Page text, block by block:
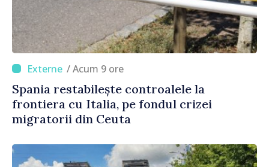
/ Acum 9 ore
Spania restabilește controalele la
frontiera cu Italia, pe fondul crizei
migratorii din Ceuta